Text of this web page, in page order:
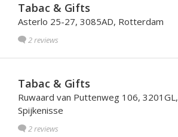
Tabac & Gifts
Asterlo 25-27, 3085AD, Rotterdam
2 reviews
Tabac & Gifts
Ruwaard van Puttenweg 106, 3201GL,
Spijkenisse
2 reviews